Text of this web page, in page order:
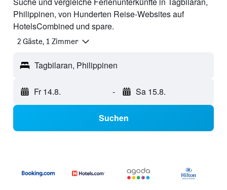
Philippinen, von Hunderten Reise-Websites auf
HotelsCombined und spare.
2 Gäste, 1 Zimmer
Tagbilaran, Philippinen
Fr 14.8. - Sa 15.8.
Suchen